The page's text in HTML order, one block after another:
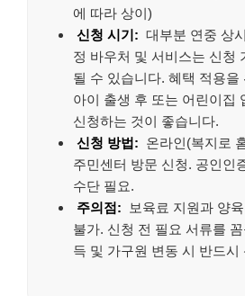
에 따라 상이)
신청 시기: 대부분 연중 상
정 바우처 및 서비스는 신청
될 수 있습니다. 혜택 적용을
아이 출생 후 또는 어린이집
신청하는 것이 좋습니다.
신청 방법: 온라인(복지로
주민센터 방문 신청. 공인인
수단 필요.
주의점:
보육료 지원과 양
불가. 신청 전 필요 서류를
득 및 가구원 변동 시 반드시